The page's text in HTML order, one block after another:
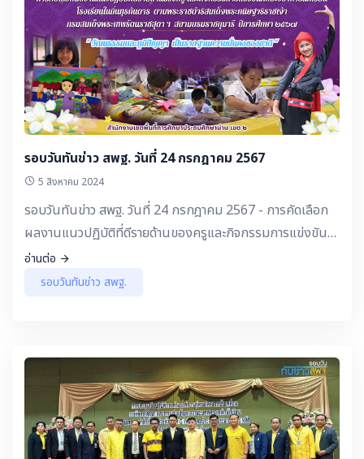
รอบวันทันข่าว สพฐ. วันที่ 24 กรกฎาคม 2567
5 สิงหาคม 2024
รอบวันทันข่าว สพฐ. วันที่ 24 กรกฎาคม 2567 - การคัดเลือก
ผลงานแนวปฏิบัติที่ดีรายด้านของครูและกิจกรรมการแข่งขัน
ทักษะวิชาการนักเรียนโรงเรียนในถิ่นทุรกันดาร "วัฒนธรรม
และภูมิปัญญา เป็นรากฐานความมั่นคงของชาติ"
อ่านต่อ
รอบวันทันข่าว สพฐ.